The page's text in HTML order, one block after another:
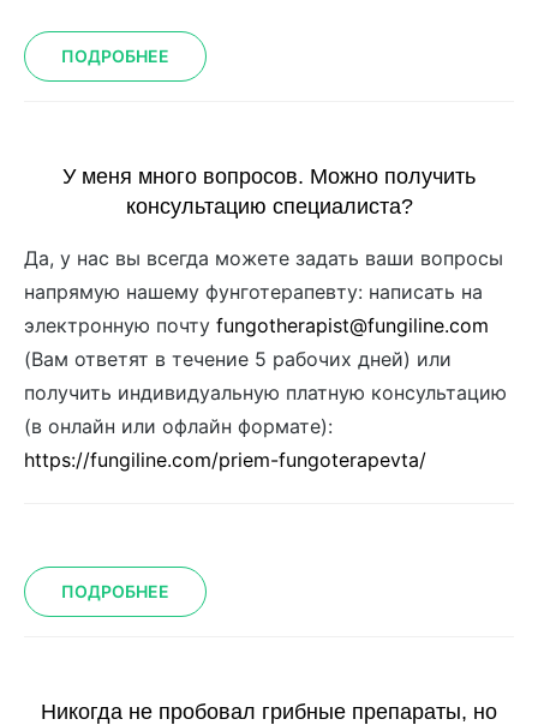
ПОДРОБНЕЕ
У меня много вопросов. Можно получить
консультацию специалиста?
Да, у нас вы всегда можете задать ваши вопросы
напрямую нашему фунготерапевту: написать на
электронную почту fungotherapist@fungiline.com
(Вам ответят в течение 5 рабочих дней) или
получить индивидуальную платную консультацию
(в онлайн или офлайн формате):
https://fungiline.com/priem-fungoterapevta/
ПОДРОБНЕЕ
Никогда не пробовал грибные препараты, но